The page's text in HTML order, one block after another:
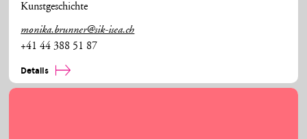
Kunstgeschichte
monika.brunner@sik-isea.ch
+41 44 388 51 87
Details